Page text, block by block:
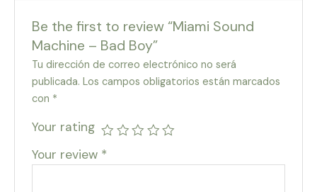
Be the first to review “Miami Sound
Machine – Bad Boy”
Tu dirección de correo electrónico no será
publicada. Los campos obligatorios están marcados
con *
Your rating
Your review *